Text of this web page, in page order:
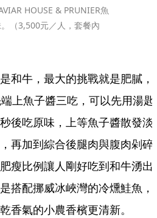
HOUSE & PRUNIER魚
（3,500元／人，套餐內
和牛，最大的挑戰就是肥膩，
上魚子醬三吃，可以先用湯匙
後吃原味，上等魚子醬散發淡
再加到綜合後腿肉與腹肉剁碎
瘦比例讓人剛好吃到和牛湧出
搭配挪威冰峽灣的冷燻鮭魚，
香氣的小農香檳更清新。